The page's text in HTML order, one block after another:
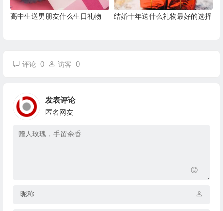
高中生送男朋友什么生日礼物 结婚十年送什么礼物最好的选择
评论 0 访客 0
发表评论
匿名网友
昵称